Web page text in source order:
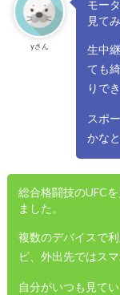
yさん
モー
見て
生中
ても
りで
スポ
かな
総合格闘技のUFC
ました。
複数のデバイスで
ビ、外出先ではス
自分がいつも見て